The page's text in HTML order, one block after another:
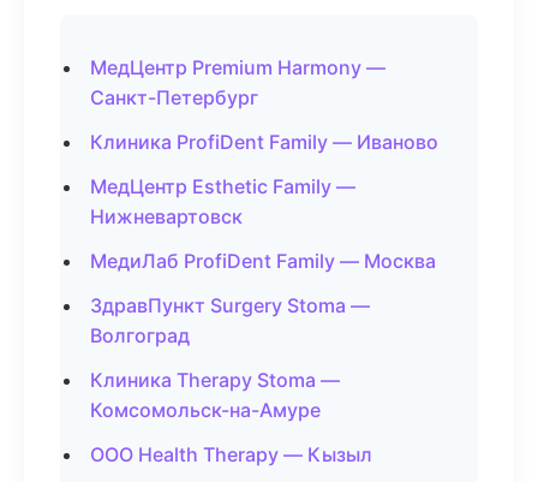
МедЦентр Premium Harmony —
Санкт-Петербург
Клиника ProfiDent Family — Иваново
МедЦентр Esthetic Family —
Нижневартовск
МедиЛаб ProfiDent Family — Москва
ЗдравПункт Surgery Stoma —
Волгоград
Клиника Therapy Stoma —
Комсомольск-на-Амуре
ООО Health Therapy — Кызыл